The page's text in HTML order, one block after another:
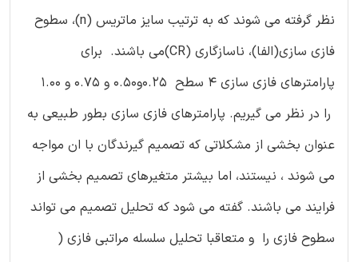
نظر گرفته می شوند که به ترتیب سایز ماتریس (n)، سطوح
فازی سازی(الفا)، ناسازگاری (CR)می باشند. برای
را در نظر می گیریم. پارامترهای فازی سازی بطور طبیعی به
عنوان بخشی از مشکلاتی که تصمیم گیرندگان با ان مواجه
می شوند ، نیستند، اما بیشتر متغیرهای تصمیم بخشی از
فرایند می باشند. گفته می شود که تحلیل تصمیم می تواند
سطوح فازی را و متعاقبا تحلیل سلسله مراتبی فازی (